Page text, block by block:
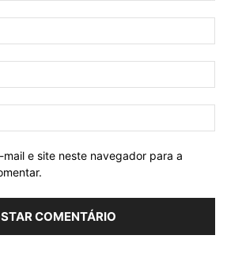
mail e site neste navegador para a